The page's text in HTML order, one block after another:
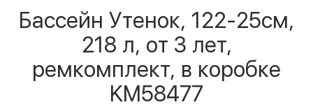
Бассейн Утенок, 122-25см,
218 л, от 3 лет,
ремкомплект, в коробке
KM58477